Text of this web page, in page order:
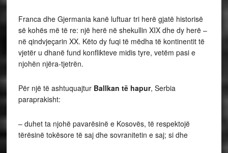
Franca dhe Gjermania kanë luftuar tri herë gjatë historisë
së kohës më të re: një herë në shekullin XIX dhe dy herë –
në qindvjeçarin XX. Këto dy fuqi të mëdha të kontinentit të
vjetër u dhanë fund konflikteve midis tyre, vetëm pasi e
njohën njëra-tjetrën.
Për një të ashtuquajtur Ballkan të hapur, Serbia
paraprakisht:
– duhet ta njohë pavarësinë e Kosovës, të respektojë
tërësinë tokësore të saj dhe sovranitetin e saj; si dhe